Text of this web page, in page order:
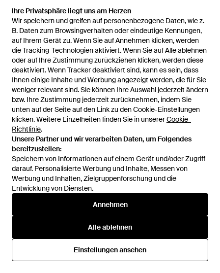
Ihre Privatsphäre liegt uns am Herzen
Wir speichern und greifen auf personenbezogene Daten, wie z.
B. Daten zum Browsingverhalten oder eindeutige Kennungen,
auf Ihrem Gerät zu. Wenn Sie auf Annehmen klicken, werden
die Tracking-Technologien aktiviert. Wenn Sie auf Alle ablehnen
oder auf Ihre Zustimmung zurückziehen klicken, werden diese
deaktiviert. Wenn Tracker deaktiviert sind, kann es sein, dass
Ihnen einige Inhalte und Werbung angezeigt werden, die für Sie
weniger relevant sind. Sie können Ihre Auswahl jederzeit ändern
bzw. Ihre Zustimmung jederzeit zurücknehmen, indem Sie
unten auf der Seite auf den Link zu den Cookie-Einstellungen
klicken. Weitere Einzelheiten finden Sie in unsererCookie-
Richtlinie.
Unsere Partner und wir verarbeiten Daten, um Folgendes
bereitzustellen:
Speichern von Informationen auf einem Gerät und/oder Zugriff
darauf. Personalisierte Werbung und Inhalte, Messen von
Werbung und Inhalten, Zielgruppenforschung und die
Entwicklung von Diensten.
Annehmen
Alle ablehnen
Einstellungen ansehen
Ihre Privatsphäre liegt uns am Herzen
Wir speichern und greifen auf personenbezogene Daten, wie z.
B. Daten zum Browsingverhalten oder eindeutige Kennungen,
auf Ihrem Gerät zu. Wenn Sie auf Annehmen klicken, werden
die Tracking-Technologien aktiviert. Wenn Sie auf Alle ablehnen
oder auf Ihre Zustimmung zurückziehen klicken, werden diese
deaktiviert. Wenn Tracker deaktiviert sind, kann es sein, dass
Ihnen einige Inhalte und Werbung angezeigt werden, die für Sie
weniger relevant sind. Sie können Ihre Auswahl jederzeit ändern
bzw. Ihre Zustimmung jederzeit zurücknehmen, indem Sie
unten auf der Seite auf den Link zu den Cookie-Einstellungen
klicken. Weitere Einzelheiten finden Sie in unsererCookie-
Richtlinie.
Unsere Partner und wir verarbeiten Daten, um Folgendes
bereitzustellen:
Speichern von Informationen auf einem Gerät und/oder Zugriff
darauf. Personalisierte Werbung und Inhalte, Messen von
Werbung und Inhalten, Zielgruppenforschung und die
Entwicklung von Diensten.
Annehmen
Alle ablehnen
Einstellungen ansehen
279 €
Timex
Analoguhr - Grau
Von
ABOUT YOU
289 €
Timex
Analoguhr - Grau
Von
ABOUT YOU
139 €